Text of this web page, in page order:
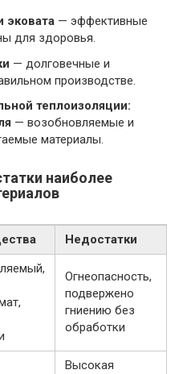
эковата — эффективные
для здоровья.
— долговечные и
производстве.
теплоизоляции:
— возобновляемые и
материалы.
наиболее
Недостатки
Огнеопасность,
подвержено
гниению без
обработки
Высокая